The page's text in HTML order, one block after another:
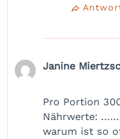
Janine
Pro Portion
Nährwerte:
warum ist so